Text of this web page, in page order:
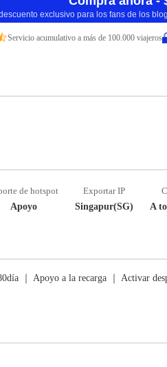
exclusivo para los fans de los
Servicio acumulativo a más de 100.000 viajeros
de hotspot
Apoyo
Exportar IP
Singapur(SG)
A
｜ Apoyo a la recarga ｜ Activar